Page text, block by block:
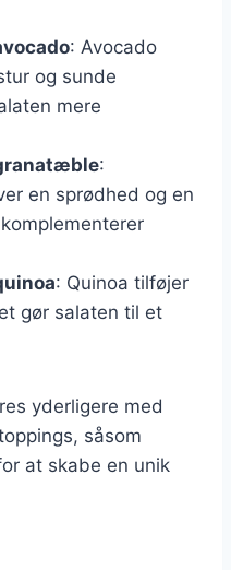
: Avocado
og sunde
mere
:
en sprødhed og en
: Quinoa tilføjer
gør salaten til et
yderligere med
såsom
at skabe en unik